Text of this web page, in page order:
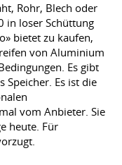
Rohr, Blech oder
in loser Schüttung
bietet zu kaufen,
von Aluminium
Es gibt
Speicher. Es ist die
vom Anbieter. Sie
heute. Für